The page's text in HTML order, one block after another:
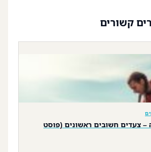
קשורים
צעדים חשובים ראשונים (פוסט